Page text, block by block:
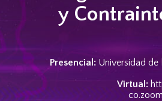
y
Presencial: Universidad de
Virtual: